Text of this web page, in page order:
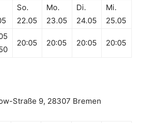
So.
22.05
Mo.
23.05
Di.
24.05
Mi.
25.05
20:05 20:05 20:05 20:05
Straße 9, 28307 Bremen